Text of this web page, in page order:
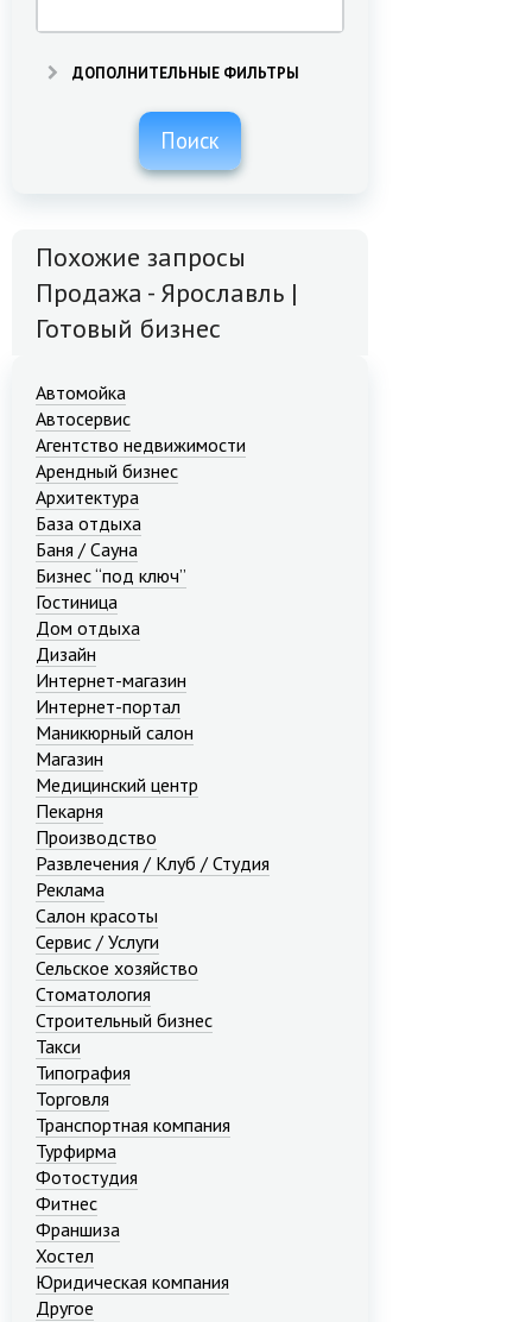
ДОПОЛНИТЕЛЬНЫЕ ФИЛЬТРЫ
Поиск
Похожие запросы
Продажа - Ярославль |
Готовый бизнес
Автомойка
Автосервис
Агентство недвижимости
Арендный бизнес
Архитектура
База отдыха
Баня / Сауна
Бизнес “под ключ”
Гостиница
Дом отдыха
Дизайн
Интернет-магазин
Интернет-портал
Маникюрный салон
Магазин
Медицинский центр
Пекарня
Производство
Развлечения / Клуб / Студия
Реклама
Салон красоты
Сервис / Услуги
Сельское хозяйство
Стоматология
Строительный бизнес
Такси
Типография
Торговля
Транспортная компания
Турфирма
Фотостудия
Фитнес
Франшиза
Хостел
Юридическая компания
Другое